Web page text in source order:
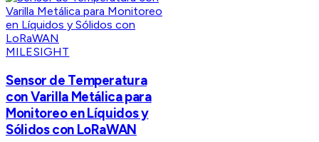
MILESIGHT
Sensor de Temperatura
con Varilla Metálica para
Monitoreo en Líquidos y
Sólidos con LoRaWAN